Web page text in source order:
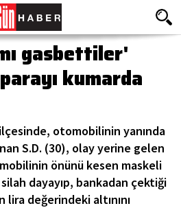
gasbettiler'
kumarda
ilçesinde, otomobilinin yanında
S.D. (30), olay yerine gelen
önünü kesen maskeli
dayayıp, bankadan çektiği
lira değerindeki altınını